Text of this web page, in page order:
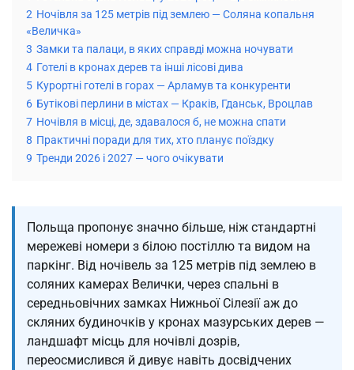
2 Ночівля за 125 метрів під землею — Соляна копальня
«Величка»
3 Замки та палаци, в яких справді можна ночувати
4 Готелі в кронах дерев та інші лісові дива
5 Курортні готелі в горах — Арламув та конкуренти
6 Бутікові перлини в містах — Краків, Гданськ, Вроцлав
7 Ночівля в місці, де, здавалося б, не можна спати
8 Практичні поради для тих, хто планує поїздку
9 Тренди 2026 і 2027 — чого очікувати
Польща пропонує значно більше, ніж стандартні
мережеві номери з білою постіллю та видом на
паркінг. Від ночівель за 125 метрів під землею в
соляних камерах Велички, через спальні в
середньовічних замках Нижньої Сілезії аж до
скляних будиночків у кронах мазурських дерев —
ландшафт місць для ночівлі дозрів,
переосмислився й дивує навіть досвідчених